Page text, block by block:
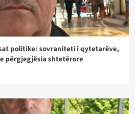
politike: sovraniteti i qytetarëve,
përgjegjësia shtetërore